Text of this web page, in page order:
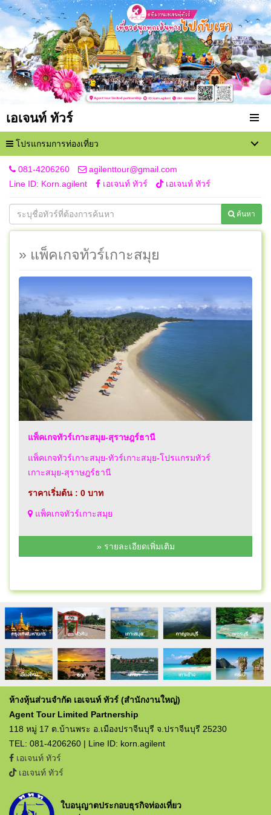
เอเจนท์ ทัวร์
โปรแกรมการท่องเที่ยว
081-4206260
agilenttour@gmail.com
Line ID: Korn.agilent
เอเจนท์ ทัวร์ เอเจนท์ ทัวร์
ค้นหา
» แพ็คเกจทัวร์เกาะสมุย
แพ็คเกจทัวร์เกาะสมุย-สุราษฎร์ธานี
แพ็คเกจทัวร์เกาะสมุย-ทัวร์เกาะสมุย-โปรแกรมทัวร์
เกาะสมุย-สุราษฎร์ธานี
ราคาเริ่มต้น : 0 บาท
แพ็คเกจทัวร์เกาะสมุย
» รายละเอียดเพิ่มเติม
ห้างหุ้นส่วนจำกัด เอเจนท์ ทัวร์ (สำนักงานใหญ่)
Agent Tour Limited Partnership
118 หมู่ 17 ต.บ้านพระ อ.เมืองปราจีนบุรี จ.ปราจีนบุรี 25230
TEL: 081-4206260 | Line ID: korn.agilent
เอเจนท์ ทัวร์
เอเจนท์ ทัวร์
ใบอนุญาตประกอบธุรกิจท่องเที่ยว